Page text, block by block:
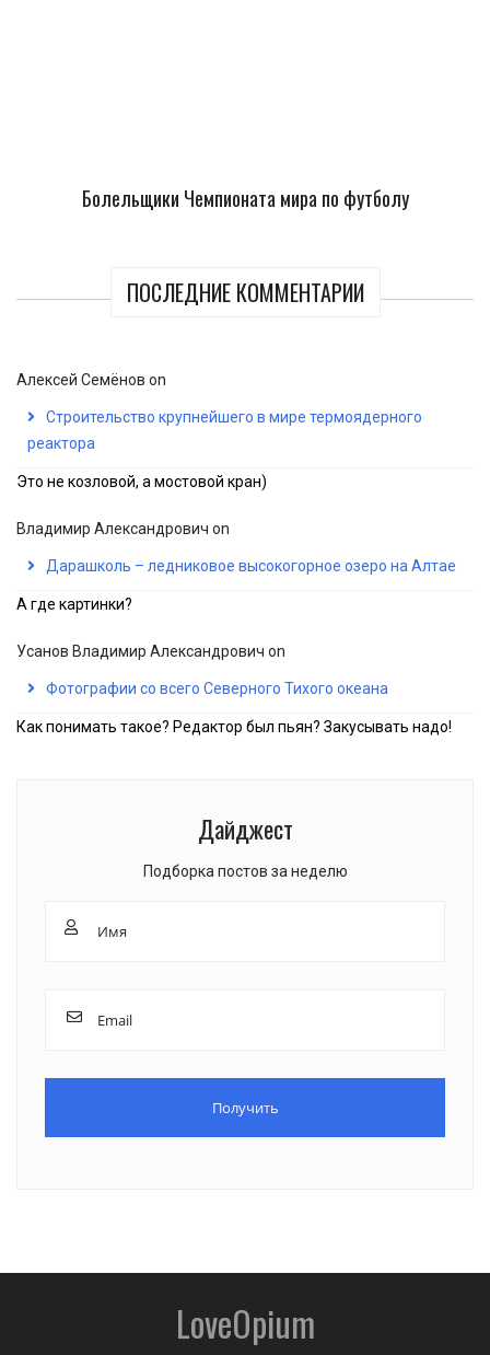
Болельщики Чемпионата мира по футболу
ПОСЛЕДНИЕ КОММЕНТАРИИ
Алексей Семёнов on
Строительство крупнейшего в мире термоядерного
реактора
Это не козловой, а мостовой кран)
Владимир Александрович on
Дарашколь – ледниковое высокогорное озеро на Алтае
А где картинки?
Усанов Владимир Александрович on
Фотографии со всего Северного Тихого океана
Как понимать такое? Редактор был пьян? Закусывать надо!
Дайджест
Подборка постов за неделю
LoveOpium